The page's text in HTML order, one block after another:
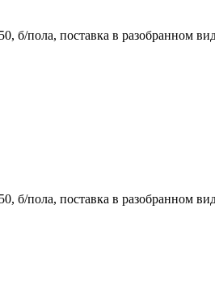
б/пола, поставка в разобранном
б/пола, поставка в разобранном